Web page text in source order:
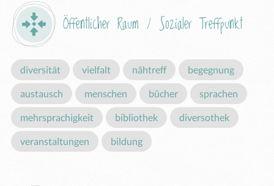
Öffentlicher Raum / Sozialer Treffpunkt
diversität vielfalt nähtreff begegnung
austausch menschen bücher sprachen
mehrsprachigkeit bibliothek diversothek
veranstaltungen bildung